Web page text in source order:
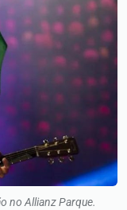
no Allianz Parque.